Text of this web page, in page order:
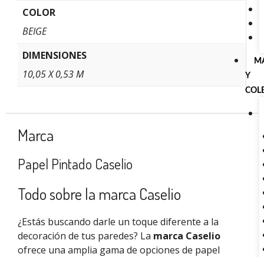
Y
COLOR
BEIGE
DIMENSIONES
10,05 X 0,53 M
Marca
Papel Pintado Caselio
Todo sobre la marca Caselio
¿Estás buscando darle un toque diferente a la
decoración de tus paredes? La marca Caselio
ofrece una amplia gama de opciones de papel